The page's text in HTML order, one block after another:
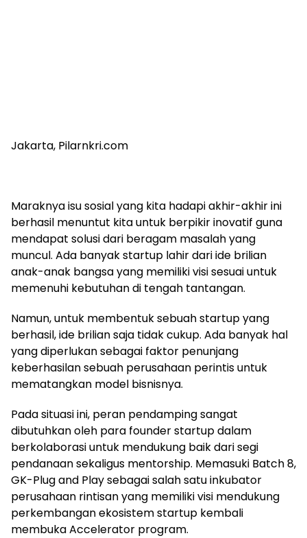
Jakarta, Pilarnkri.com
Maraknya isu sosial yang kita hadapi akhir-akhir ini
berhasil menuntut kita untuk berpikir inovatif guna
mendapat solusi dari beragam masalah yang
muncul. Ada banyak startup lahir dari ide brilian
anak-anak bangsa yang memiliki visi sesuai untuk
memenuhi kebutuhan di tengah tantangan.
Namun, untuk membentuk sebuah startup yang
berhasil, ide brilian saja tidak cukup. Ada banyak hal
yang diperlukan sebagai faktor penunjang
keberhasilan sebuah perusahaan perintis untuk
mematangkan model bisnisnya.
Pada situasi ini, peran pendamping sangat
dibutuhkan oleh para founder startup dalam
berkolaborasi untuk mendukung baik dari segi
pendanaan sekaligus mentorship. Memasuki Batch 8,
GK-Plug and Play sebagai salah satu inkubator
perusahaan rintisan yang memiliki visi mendukung
perkembangan ekosistem startup kembali
membuka Accelerator program.